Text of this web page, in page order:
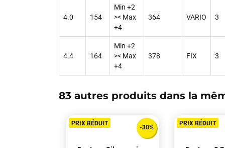
4.0 154
Min +2
>< Max
+4
364 VARIO 3
4.4 164
Min +2
>< Max
+4
378 FIX 3
83 autres produits dans la
PRIX RÉDUIT
-30%
PRIX RÉDUIT